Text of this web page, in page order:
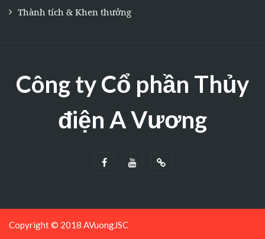
Thành tích & Khen thưởng
Công ty Cổ phần Thủy
điện A Vương
Copyright © 2018 AVuongJSC